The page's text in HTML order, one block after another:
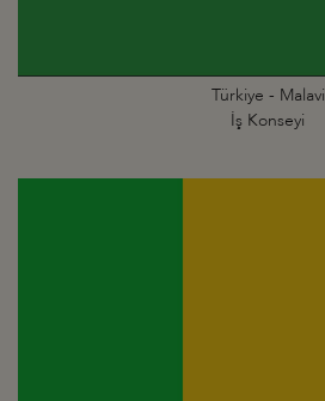
Türkiye - Malavi
İş Konseyi